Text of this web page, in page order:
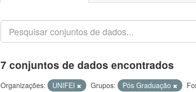
7 conjuntos de dados encontrados
Organizações: UNIFEI Grupos: Pós Graduação